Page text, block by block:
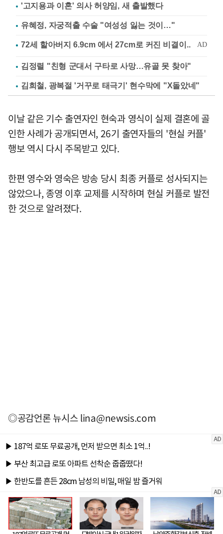
'고지용과 이혼' 의사 허양임, 새 출발했다
유혜정, 자궁적출 수술 "여성성 잃는 것이…"
김정렬 "친형 군대서 구타로 사망…유골 못 찾아"
김희철, 광복절 '거꾸로 태극기' 현수막에 "X돌았네"
이날 같은 기수 출연자인 현숙과 영식이 실제 결혼에 골
인한 사례가 공개되면서, 26기 출연자들의 '현실 커플'
행보 역시 다시 주목받고 있다.
한편 영수와 영숙은 방송 당시 최종 커플로 성사되지는
않았으나, 종영 이후 교제를 시작하며 현실 커플로 발전
한 것으로 알려졌다.
◎공감언론 뉴시스lina@newsis.com